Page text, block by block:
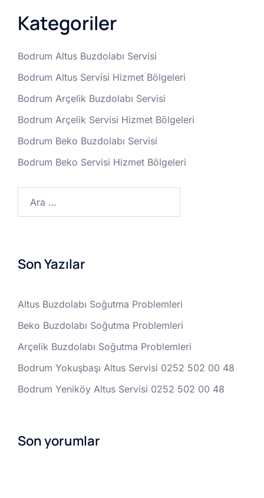
Kategoriler
Bodrum Altus Buzdolabı Servisi
Bodrum Altus Servisi Hizmet Bölgeleri
Bodrum Arçelik Buzdolabı Servisi
Bodrum Arçelik Servisi Hizmet Bölgeleri
Bodrum Beko Buzdolabı Servisi
Bodrum Beko Servisi Hizmet Bölgeleri
Son Yazılar
Altus Buzdolabı Soğutma Problemleri
Beko Buzdolabı Soğutma Problemleri
Arçelik Buzdolabı Soğutma Problemleri
Bodrum Yokuşbaşı Altus Servisi 0252 502 00 48
Bodrum Yeniköy Altus Servisi 0252 502 00 48
Son yorumlar